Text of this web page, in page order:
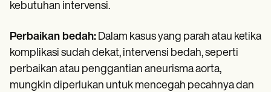
kebutuhan intervensi.
Perbaikan bedah: Dalam kasus yang parah atau ketika
komplikasi sudah dekat, intervensi bedah, seperti
perbaikan atau penggantian aneurisma aorta,
mungkin diperlukan untuk mencegah pecahnya dan